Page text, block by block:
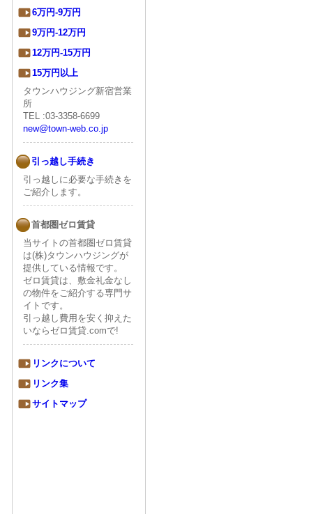
6万円-9万円
9万円-12万円
12万円-15万円
15万円以上
タウンハウジング新宿営業
所
TEL :03-3358-6699
new@town-web.co.jp
引っ越し手続き
引っ越しに必要な手続きを
ご紹介します。
首都圏ゼロ賃貸
当サイトの首都圏ゼロ賃貸
は(株)タウンハウジングが
提供している情報です。
ゼロ賃貸は、敷金礼金なし
の物件をご紹介する専門サ
イトです。
引っ越し費用を安く抑えた
いならゼロ賃貸.comで!
リンクについて
リンク集
サイトマップ